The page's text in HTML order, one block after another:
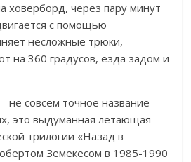
ховерборд, через пару минут
с помощью
несложные трюки,
на 360 градусов, езда задом и
не совсем точное название
это выдуманная летающая
трилогии «Назад в
Земекесом в 1985-1990